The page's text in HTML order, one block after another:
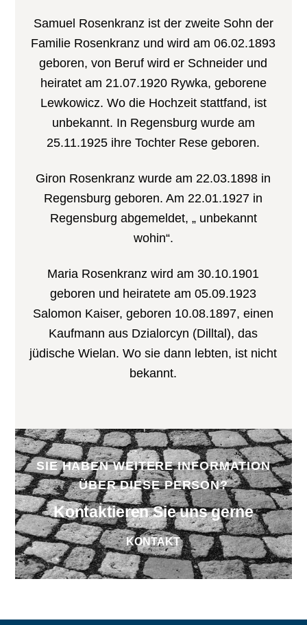
Samuel Rosenkranz ist der zweite Sohn der
Familie Rosenkranz und wird am 06.02.1893
geboren, von Beruf wird er Schneider und
heiratet am 21.07.1920 Rywka, geborene
Lewkowicz. Wo die Hochzeit stattfand, ist
unbekannt. In Regensburg wurde am
25.11.1925 ihre Tochter Rese geboren.
Giron Rosenkranz wurde am 22.03.1898 in
Regensburg geboren. Am 22.01.1927 in
Regensburg abgemeldet, „ unbekannt
wohin“.
Maria Rosenkranz wird am 30.10.1901
geboren und heiratete am 05.09.1923
Salomon Kaiser, geboren 10.08.1897, einen
Kaufmann aus Dzialorcyn (Dilltal), das
jüdische Wielan. Wo sie dann lebten, ist nicht
bekannt.
SIE HABEN WEITERE INFORMATION
ÜBER DIESE PERSON?
Kontaktieren Sie uns gerne
KONTAKT